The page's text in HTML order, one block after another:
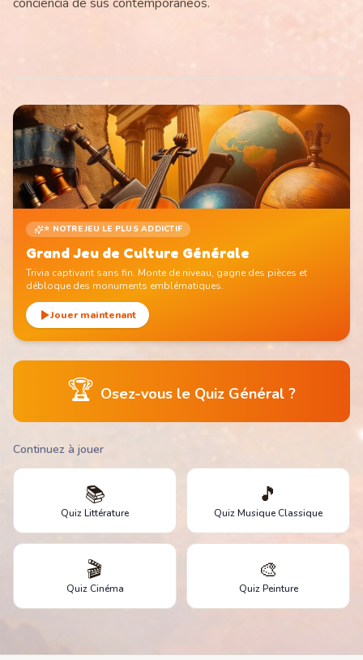
⭐ NOTRE JEU LE PLUS ADDICTIF
Grand Jeu de Culture Générale
Trivia captivant sans fin. Monte de niveau, gagne des pièces et
débloque des monuments emblématiques.
Jouer maintenant
🏆 Osez-vous le Quiz Général ?
Continuez à jouer
📚
Quiz Littérature
🎵
Quiz Musique Classique
🎬
Quiz Cinéma
🎨
Quiz Peinture